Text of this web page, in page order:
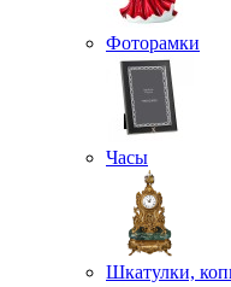
Фоторамки
Часы
Шкатулки,